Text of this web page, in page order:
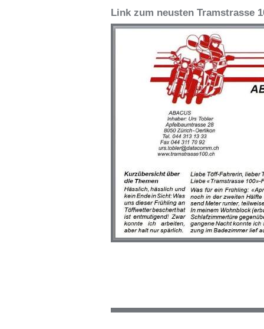
Link zum neusten Tramstrasse